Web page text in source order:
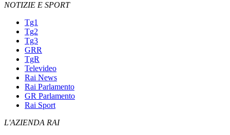
NOTIZIE E SPORT
Tg1
Tg2
Tg3
GRR
TgR
Televideo
Rai News
Rai Parlamento
GR Parlamento
Rai Sport
L'AZIENDA RAI